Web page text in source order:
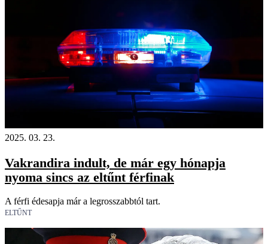
2025. 03. 23.
Vakrandira indult, de már egy hónapja
nyoma sincs az eltűnt férfinak
A férfi édesapja már a legrosszabbtól tart.
ELTŰNT